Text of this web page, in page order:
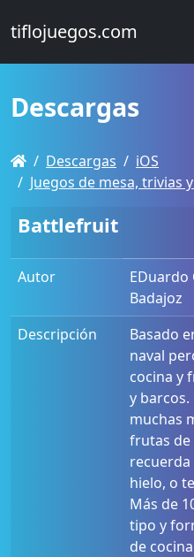
tiflojuegos.com
Descargas
Descargas
iOS
Juegos de mesa, trivias
Battlefruit
Autor
EDuardo
Badajoz
Descripción
Basado
naval
cocina y
y
muchas
frutas de
hielo, o
Más de
tipo y
de